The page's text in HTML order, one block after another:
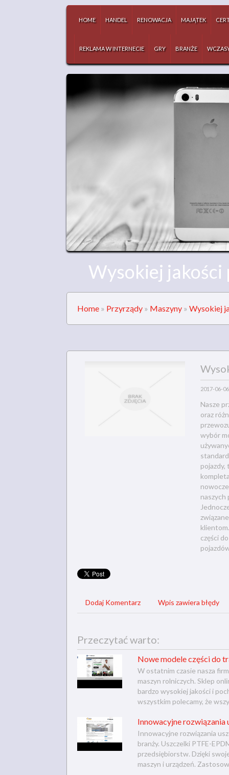
HOME HANDEL RENOWACJA MAJĄTEK
REKLAMA W INTERNECIE GRY BRANŻE
Wysokiej jakości
Home » Przyrządy » Maszyny » Wysokiej
2017-06-06
Nasze
oraz
wybór
pojazdy,
części
Dodaj Komentarz Wpis zawiera błędy
Przeczytać warto:
Nowe modele części do
W ostatnim czasie nasza
maszyn rolniczych. Sklep
bardzo wysokiej jakości i
wszystkim polecamy, że
Innowacyjne rozwiązania
Innowacyjne rozwiązania
branży. Uszczelki PTFE-
przedsiębiorstw. Dzięki
maszyn i urządzeń.